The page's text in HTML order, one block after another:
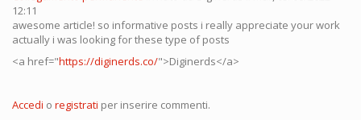
12:11
awesome article! so informative posts i really appreciate your work
actually i was looking for these type of posts
<a href="https://diginerds.co/">Diginerds</a>
Accedi o registrati per inserire commenti.